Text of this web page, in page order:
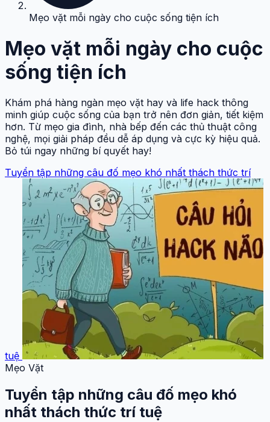
Mẹo vặt mỗi ngày cho cuộc sống tiện ích
Mẹo vặt mỗi ngày cho cuộc
sống tiện ích
Khám phá hàng ngàn mẹo vặt hay và life hack thông
minh giúp cuộc sống của bạn trở nên đơn giản, tiết kiệm
hơn. Từ mẹo gia đình, nhà bếp đến các thủ thuật công
nghệ, mọi giải pháp đều dễ áp dụng và cực kỳ hiệu quả.
Bỏ túi ngay những bí quyết hay!
Tuyển tập những câu đố mẹo khó nhất thách thức trí
tuệ
Mẹo Vặt
Tuyển tập những câu đố mẹo khó
nhất thách thức trí tuệ